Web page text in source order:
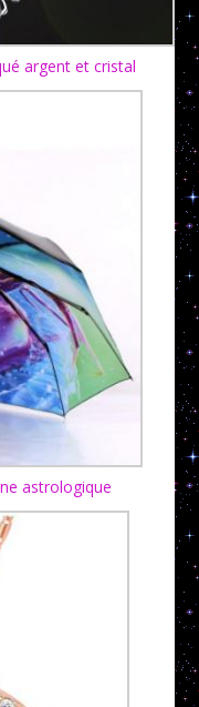
argent et cristal
astrologique